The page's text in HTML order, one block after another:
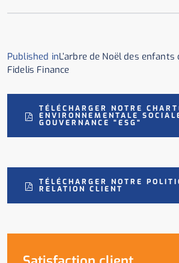
Published inL’arbre de Noël des
Fidelis Finance
TÉLÉCHARGER NOTRE
ENVIRONNEMENTALE
GOUVERNANCE "ESG"
TÉLÉCHARGER NOTRE
RELATION CLIENT